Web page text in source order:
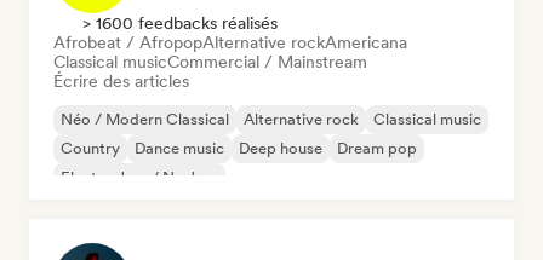
> 1600 feedbacks réalisés
Afrobeat / AfropopAlternative rockAmericana
Classical musicCommercial / Mainstream
Écrire des articles
Néo / Modern Classical Alternative rock
Classical music
Country
Dance music Deep house
Dream pop
Electro Jazz / Nu Jazz